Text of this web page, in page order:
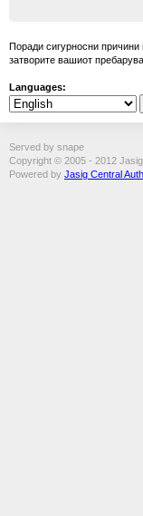
Поради сигурносни причини
затворите вашиот
Languages:
Served by snape
Copyright © 2005 - 2012
Powered by Jasig Central